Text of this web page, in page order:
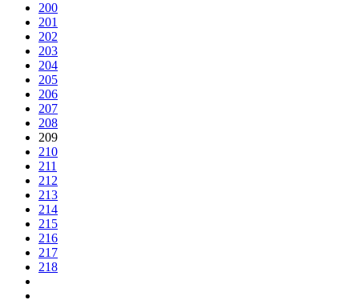
200
201
202
203
204
205
206
207
208
209
210
211
212
213
214
215
216
217
218